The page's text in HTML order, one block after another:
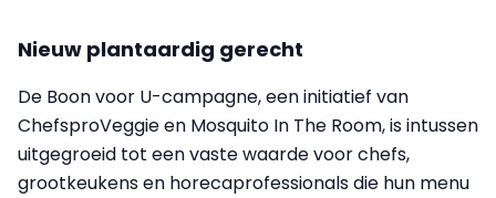
Nieuw plantaardig gerecht
De Boon voor U-campagne, een initiatief van
ChefsproVeggie en Mosquito In The Room, is intussen
uitgegroeid tot een vaste waarde voor chefs,
grootkeukens en horecaprofessionals die hun menu